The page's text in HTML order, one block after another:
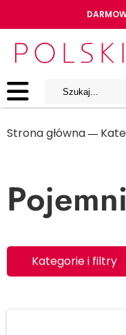
Strona główna ―
Kategorie i filtry